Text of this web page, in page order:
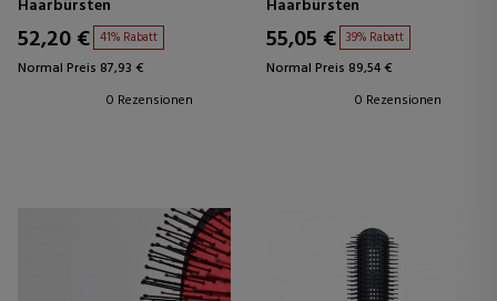
Haarbürsten
52,20 € 41% Rabatt
Normal Preis 87,93 €
0 Rezensionen
Haarbürsten
55,05 € 39% Rabatt
Normal Preis 89,54 €
0 Rezensionen